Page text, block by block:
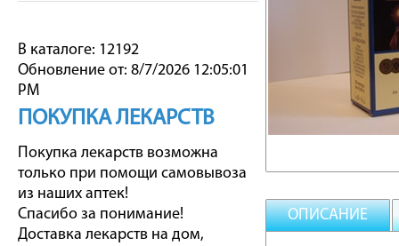
В каталоге: 12192
Обновление от: 8/7/2026 12:05:01
PM
ПОКУПКА ЛЕКАРСТВ
Покупка лекарств возможна
только при помощи самовывоза
из наших аптек!
Спасибо за понимание!
Доставка лекарств на дом,
ОПИСАНИЕ